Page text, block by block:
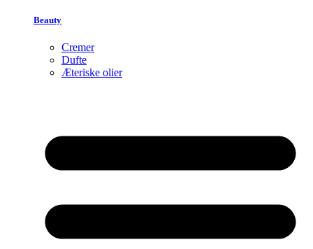
Beauty
Cremer
Dufte
Æteriske olier